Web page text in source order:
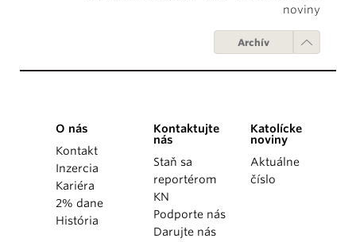
noviny
Archív
O nás
Kontakt
Inzercia
Kariéra
2% dane
História
Kontaktujte
nás
Staň sa
reportérom
KN
Podporte nás
Darujte nás
Katolícke
noviny
Aktuálne
číslo